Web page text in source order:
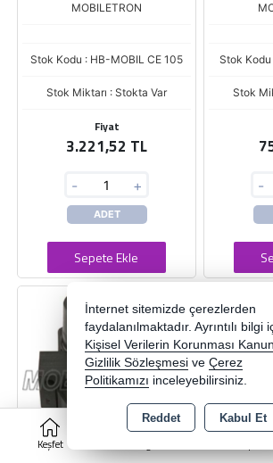
Keşfet
0
MOBILETRON
Stok Kodu : HB-MOBIL CE 105
Stok Miktarı : Stokta Var
Fiyat
3.221,52 TL
- +
ADET
Sepete Ekle
Stok
Stok
-
İnternet sitemizde çerezlerden
faydalanılmaktadır. Ayrıntılı bilgi
Kişisel Verilerin Korunması
Gizlilik Sözleşmesi ve Çerez
Politikamızı inceleyebilirsiniz.
Reddet Kabul Et